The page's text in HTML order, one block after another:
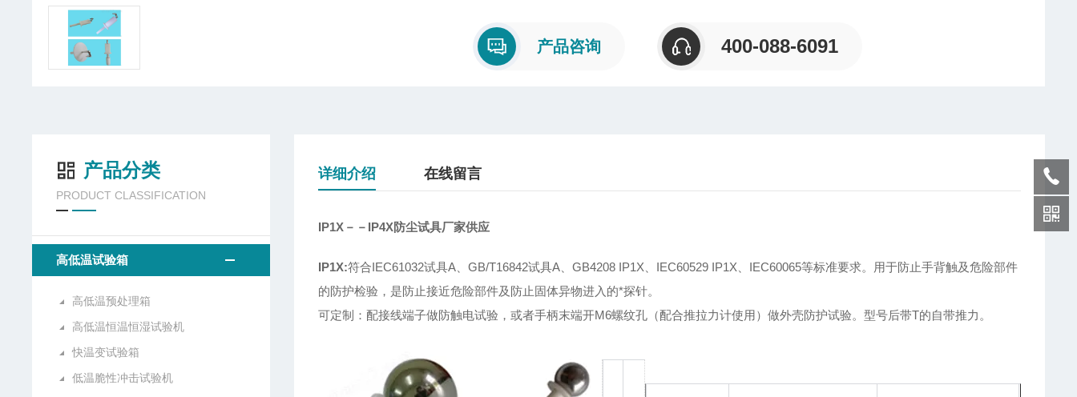
产品咨询 400-088-6091
产品分类
PRODUCT CLASSIFICATION
高低温试验箱
高低温预处理箱
高低温恒温恒湿试验机
快温变试验箱
低温脆性冲击试验机
详细介绍 在线留言
IP1X－－IP4X防尘试具厂家供应
IP1X:符合IEC61032试具A、GB/T16842试具A、GB4208 IP1X、IEC60529 IP1X、IEC60065等标准要求。用于防止手背触及危险部件
的防护检验，是防止接近危险部件及防止固体异物进入的*探针。
可定制：配接线端子做防触电试验，或者手柄末端开M6螺纹孔（配合推拉力计使用）做外壳防护试验。型号后带T的自带推力。